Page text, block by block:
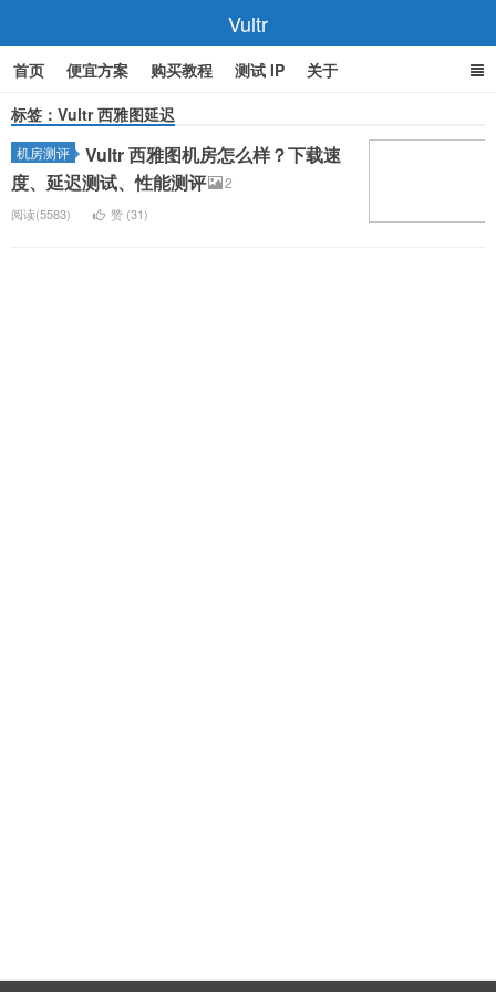
Vultr
首页 便宜方案 购买教程 测试 IP
关于
标签：Vultr 西雅图延迟
机房测评
Vultr 西雅图机房怎么样？下载速
度、延迟测试、性能测评
2
阅读(5583) 赞 (31)